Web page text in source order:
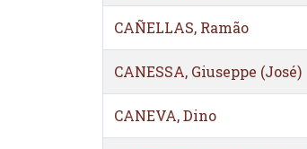
CAÑELLAS, Ramão
CANESSA, Giuseppe (José)
CANEVA, Dino